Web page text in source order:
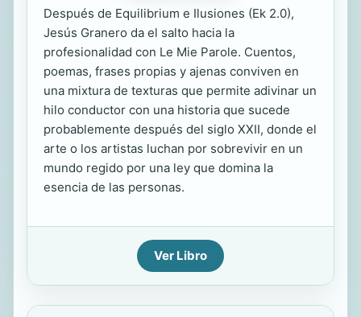
Después de Equilibrium e Ilusiones (Ek 2.0),
Jesús Granero da el salto hacia la
profesionalidad con Le Mie Parole. Cuentos,
poemas, frases propias y ajenas conviven en
una mixtura de texturas que permite adivinar un
hilo conductor con una historia que sucede
probablemente después del siglo XXII, donde el
arte o los artistas luchan por sobrevivir en un
mundo regido por una ley que domina la
esencia de las personas.
Ver Libro